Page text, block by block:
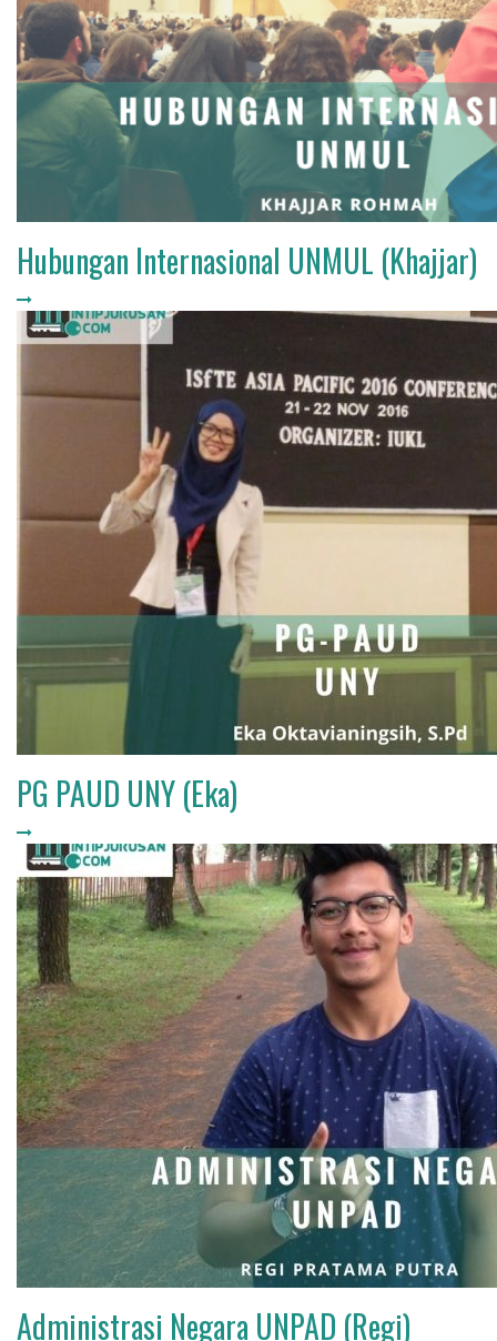
Hubungan Internasional UNMUL (Khajjar)
PG PAUD UNY (Eka)
Administrasi Negara UNPAD (Regi)